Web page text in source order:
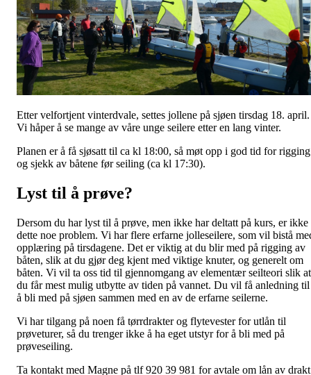
Etter velfortjent vinterdvale, settes jollene på sjøen tirsdag 18. april.
Vi håper å se mange av våre unge seilere etter en lang vinter.
Planen er å få sjøsatt til ca kl 18:00, så møt opp i god tid for rigging
og sjekk av båtene før seiling (ca kl 17:30).
Lyst til å prøve?
Dersom du har lyst til å prøve, men ikke har deltatt på kurs, er ikke
dette noe problem. Vi har flere erfarne jolleseilere, som vil bistå
opplæring på tirsdagene. Det er viktig at du blir med på rigging av
båten, slik at du gjør deg kjent med viktige knuter, og generelt om
båten. Vi vil ta oss tid til gjennomgang av elementær seilteori slik at
du får mest mulig utbytte av tiden på vannet. Du vil få anledning til
å bli med på sjøen sammen med en av de erfarne seilerne.
Vi har tilgang på noen få tørrdrakter og flytevester for utlån til
prøveturer, så du trenger ikke å ha eget utstyr for å bli med på
prøveseiling.
Ta kontakt med Magne på tlf 920 39 981 for avtale om lån av drakt